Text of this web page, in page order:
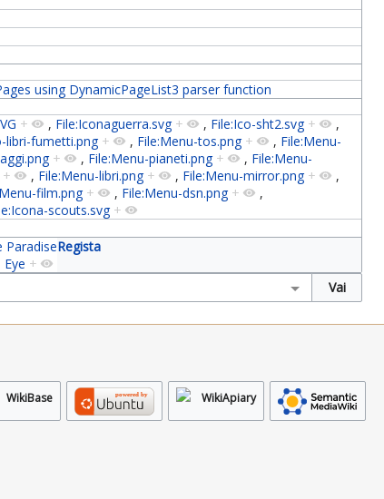
using DynamicPageList3 parser function
+ , File:Iconaguerra.svg + , File:Ico-sht2.svg +
,
libri-fumetti.png + , File:Menu-tos.png + , File:Menu-
+ , File:Menu-pianeti.png + , File:Menu-
+ , File:Menu-libri.png + , File:Menu-mirror.png +
,
film.png + , File:Menu-dsn.png +
,
scouts.svg +
Regista
Paradise
+